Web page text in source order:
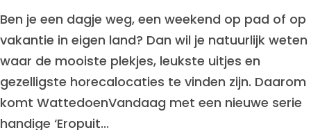
Ben je een dagje weg, een weekend op pad of op
vakantie in eigen land? Dan wil je natuurlijk weten
waar de mooiste plekjes, leukste uitjes en
gezelligste horecalocaties te vinden zijn. Daarom
komt WattedoenVandaag met een nieuwe serie
handige ‘Eropuit...